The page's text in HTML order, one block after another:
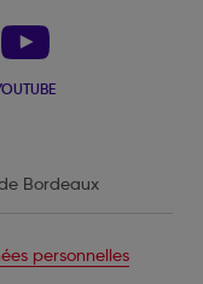
Bordeaux
personnelles